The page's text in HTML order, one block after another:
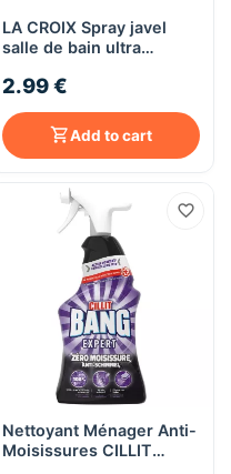
LA CROIX Spray javel
salle de bain ultra
2.99 €
Add to cart
Nettoyant Ménager Anti-
Moisissures CILLIT